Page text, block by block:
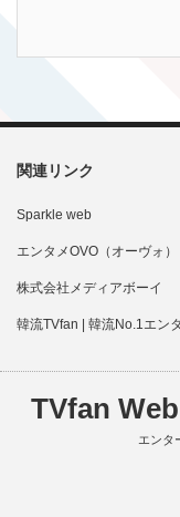
関連リンク
Sparkle web
エンタメOVO（オーヴォ
株式会社メディアボーイ
韓流TVfan | 韓流No.1エン
TVfan
エンタ